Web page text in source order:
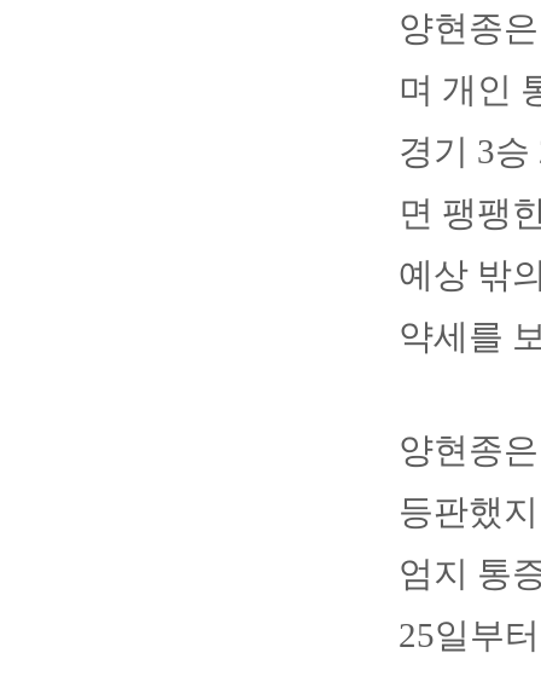
양현종
며 개인
경기 3
면 팽팽
예상 밖
약세를
양현종
등판했
엄지 통
25일부